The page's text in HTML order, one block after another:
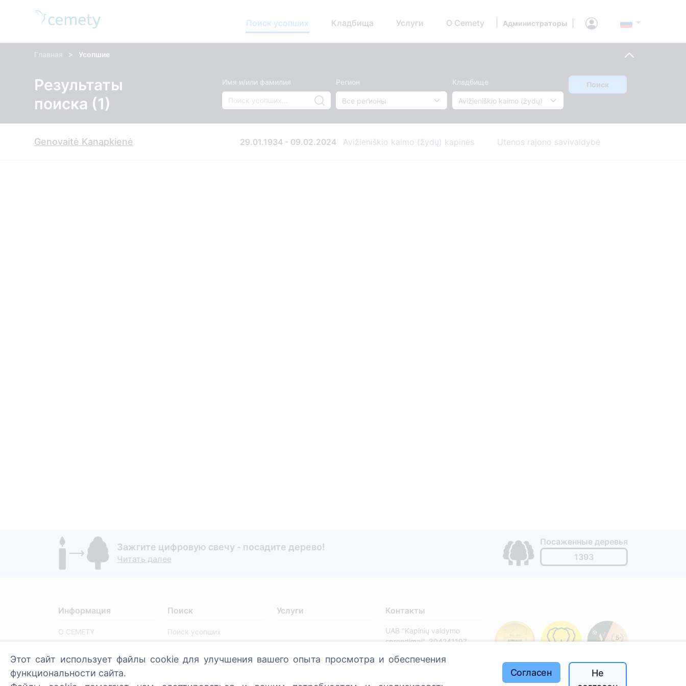
Поиск усопших Кладбища Услуги О Cemety Администраторы
Главная > Усопшие
Результаты
поиска (1)
Имя и/или фамилия Регион Кладбище Поиск
Genovaitė Kanapkienė 29.01.1934 - 09.02.2024 Avižieniškio kaimo (žydų) kapinės Utenos rajono savivaldybė
Зажгите цифровую свечу - посадите дерево!
Читать далее
Посаженные деревья
1393
Информация
О CEMETY
вопросы
Блог
Поиск
Поиск усопших
Услуги Контакты
UAB "Kapinių valdymo
sprendimai", 304241197
+370 612 08926 (I-V
Этот сайт использует файлы cookie для улучшения вашего опыта просмотра и обеспечения
функциональности сайта.
Согласен
Не